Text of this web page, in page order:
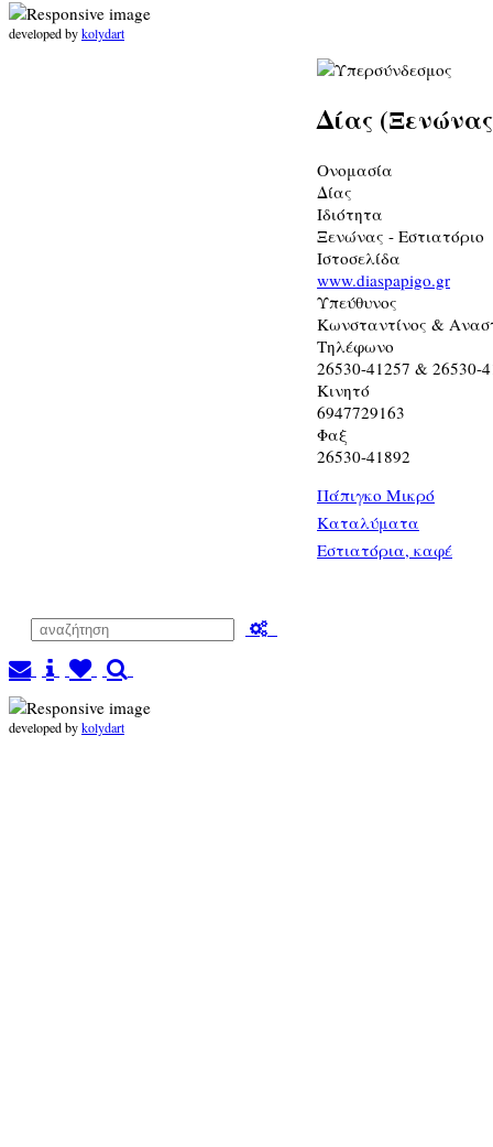
developed bykolydart
Δίας
Ονομασία
Δίας
Ιδιότητα
Ξενώνας - Εστιατόριο
Ιστοσελίδα
www.diaspapigo.gr
Υπεύθυνος
Κωνσταντίνος &
Τηλέφωνο
26530-41257 & 26530-
Κινητό
6947729163
Φαξ
26530-41892
Πάπιγκο Μικρό
Καταλύματα
Εστιατόρια, καφέ
developed bykolydart